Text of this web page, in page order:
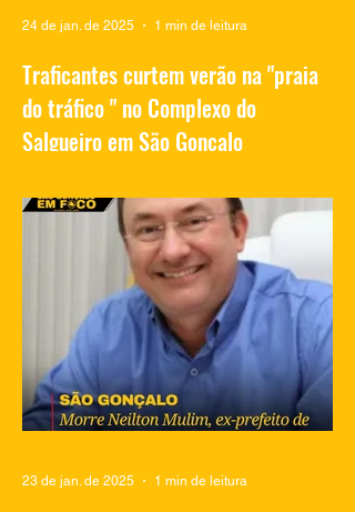
Traficantes curtem verão na "praia
do tráfico " no Complexo do
Salgueiro em São Gonçalo
mostram traficantes do Complexo do
Salgueiro, em São Gonçalo, aproveitando
momentos de lazer na...
24 de jan. de 2025 1 min de leitura
23 de jan. de 2025 1 min de leitura